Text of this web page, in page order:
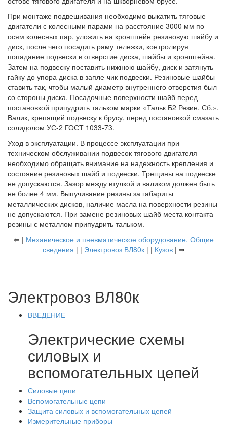
При монтаже подвешивания необходимо выкатить тяговые
двигатели с колесными парами на расстояние 3000 мм по
осям колесных пар, уложить на кронштейн резиновую шайбу и
диск, после чего посадить раму тележки, контролируя
попадание подвески в отверстие диска, шайбы и кронштейна.
Затем на подвеску поставить нижнюю шайбу, диск и затянуть
гайку до упора диска в запле-чик подвески. Резиновые шайбы
ставить так, чтобы малый диаметр внутреннего отверстия был
со стороны диска. Посадочные поверхности шайб перед
постановкой припудрить тальком марки «Тальк Б2 Резин. Сб.».
Валик, крепящий подвеску к брусу, перед постановкой смазать
солидолом УС-2 ГОСТ 1033-73.
Уход в эксплуатации. В процессе эксплуатации при
техническом обслуживании подвесок тягового двигателя
необходимо обращать внимание на надежность крепления и
состояние резиновых шайб и подвески. Трещины на подвеске
не допускаются. Зазор между втулкой и валиком должен быть
не более 4 мм. Выпучивание резины за габариты
металлических дисков, наличие масла на поверхности резины
не допускаются. При замене резиновых шайб места контакта
резины с металлом припудрить тальком.
⇐ | Механическое и пневматическое оборудование. Общие
сведения | | Электровоз ВЛ80к| | Кузов| ⇒
Электровоз ВЛ80к
ВВЕДЕНИЕ
Электрические схемы
силовых и
вспомогательных цепей
Силовые цепи
Вспомогательные цепи
Защита силовых и вспомогательных цепей
Измерительные приборы